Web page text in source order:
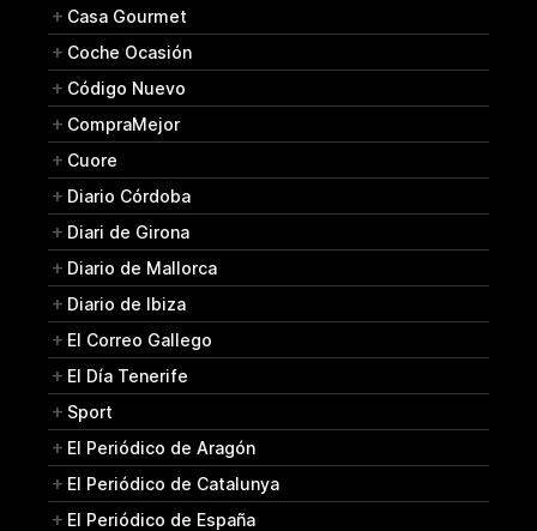
Casa Gourmet
Coche Ocasión
Código Nuevo
CompraMejor
Cuore
Diario Córdoba
Diari de Girona
Diario de Mallorca
Diario de Ibiza
El Correo Gallego
El Día Tenerife
Sport
El Periódico de Aragón
El Periódico de Catalunya
El Periódico de España